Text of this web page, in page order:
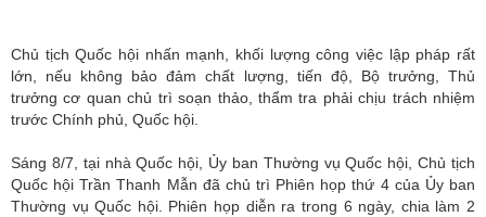
Chủ tịch Quốc hội nhấn mạnh, khối lượng công việc lập pháp rất
lớn, nếu không bảo đảm chất lượng, tiến độ, Bộ trưởng, Thủ
trưởng cơ quan chủ trì soạn thảo, thẩm tra phải chịu trách nhiệm
trước Chính phủ, Quốc hội.
Sáng 8/7, tại nhàQuốc hội , Ủy ban Thường vụ Quốc hội, Chủ tịch
Quốc hội Trần Thanh Mẫn đã chủ trì Phiên họp thứ 4 của Ủy ban
Thường vụ Quốc hội. Phiên họp diễn ra trong 6 ngày, chia làm 2